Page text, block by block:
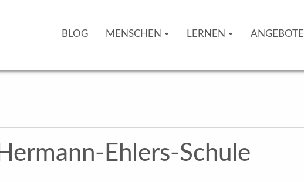
BLOG MENSCHEN LERNEN ANGEBOTE
Ehlers-Schule